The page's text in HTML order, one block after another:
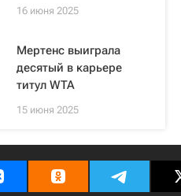
16 июня 2025
Мертенс выиграла
десятый в карьере
титул WTA
15 июня 2025